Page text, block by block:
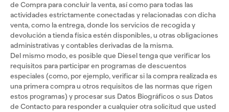
de Compra para concluir la venta, así como para todas las
actividades estrictamente conectadas y relacionadas con dicha
venta, como la entrega, donde los servicios de recogida y
devolución a tienda física estén disponibles, u otras obligaciones
administrativas y contables derivadas de la misma.
Del mismo modo, es posible que Diesel tenga que verificar los
requisitos para participar en programas de descuentos
especiales (como, por ejemplo, verificar si la compra realizada es
una primera compra u otros requisitos de las normas que rigen
estos programas) y procesar sus Datos Biográficos o sus Datos
de Contacto para responder a cualquier otra solicitud que usted